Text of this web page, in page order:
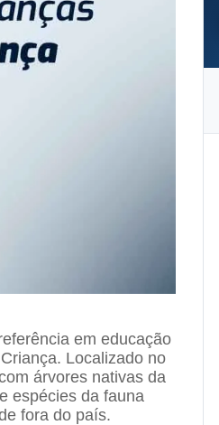
em educação
Localizado no
árvores nativas da
espécies da fauna
fora do país.